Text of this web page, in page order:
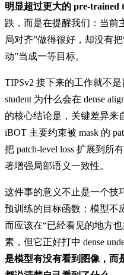
明显超过更大的 pre-trained
跌，而是在提醒我们：当前
局对齐”做得很好，却没有
动”当成一等目标。
TIPSv2 接下来的工作就不
student 为什么会在 dense
的核心结论是，关键差异来
iBOT 主要约束被 mask 的
把 patch-level loss 扩展到所
著增强局部语义一致性。
这件事的意义不止是一个技
预训练的目标函数：模型不
而应该在“已经看见的地方
素，但它正好打中 dense
是模型有没有看到图像，而